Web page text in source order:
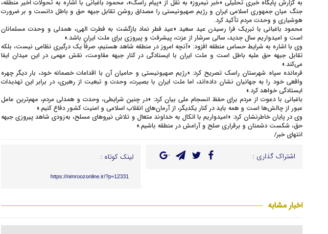
به گزارش پایگاه خبری تحلیلی «خبر نیمروز» به نقل از «پیام راسک»، محمود باغبانی با اشاره به تحولات اخیر منطقه،
جنگ میان جمهوری اسلامی ایران و رژیم صهیونیستی را مصداق روشن تقابل جبهه حق و باطل دانست و بر ضرورت
هوشیاری و وحدت مردم تأکید کرد.
محمود باغبانی با تبریک فرا رسیدن عید سعید «عید فطر نماد بازگشت به فطرت الهی، همدلی و وحدت مسلمانان
است و امیدواریم سال جدید، سالی سرشار از عزت، پیشرفت و پیروزی برای ملت ایران باشد.»
وی با اشاره به شرایط حساس منطقه افزود: «آنچه امروز در منطقه شاهد هستیم، صرفاً یک درگیری نظامی نیست، بلکه
تقابل جبهه حق علیه باطل است و ملت ایران با ایستادگی در کنار جبهه مقاومت، نقش مهمی در این میدان ایفا
می‌کند.»
فرمانده سپاه شهرستان راسک تصریح کرد: «رژیم صهیونیستی و حامیان آن با اقدامات خصمانه خود، بار دیگر چهره
واقعی خود را به جهانیان نشان داده‌اند، اما ملت ایران با بصیرت، وحدت و تبعیت از رهبری، در برابر این تهدیدات
ایستادگی خواهد کرد.»
باغبانی با دعوت از مردم برای حفظ انسجام ملی بیان کرد: «در چنین شرایطی، وحدت و همدلی مردم، مهم‌ترین عامل
عبور از چالش‌ها است و همه باید در کنار یکدیگر، از آرمان‌های انقلاب اسلامی و امنیت کشور دفاع کنیم.»
وی در پایان خاطرنشان کرد: «امیدواریم با اتکال به خداوند متعال و تلاش نیروهای مسلح، به‌زودی شاهد پیروزی جبهه
حق، شکست دشمنان و برقراری صلح و آرامش در منطقه باشیم.»
انتهای خبر/
اشتراک گذاری : لینک کوتاه :
https://nimroozonline.ir/?p=12331
اخبار مشابه